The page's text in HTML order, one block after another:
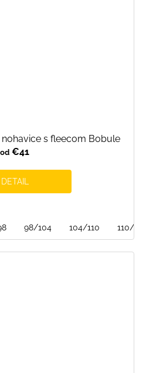
s fleecom Bobule
od €41
DETAIL
98/104 104/110 110/116